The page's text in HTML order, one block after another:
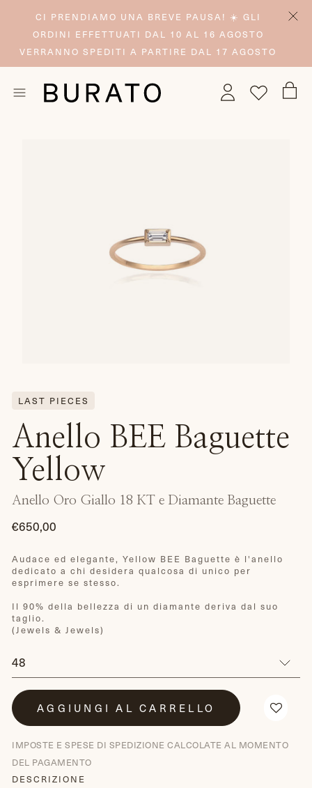
CI PRENDIAMO UNA BREVE PAUSA! ☀️ GLI
ORDINI EFFETTUATI DAL 10 AL 16 AGOSTO
VERRANNO SPEDITI A PARTIRE DAL 17 AGOSTO
LAST PIECES
Anello BEE Baguette
Yellow
Anello Oro Giallo 18 KT e Diamante Baguette
€650,00
di
listino
Audace ed elegante, Yellow BEE Baguette è l'anello
dedicato a chi desidera qualcosa di unico per
esprimere se stesso.
Il 90% della bellezza di un diamante deriva dal suo
taglio.
(Jewels & Jewels)
AGGIUNGI AL CARRELLO
IMPOSTE E SPESE DI SPEDIZIONE CALCOLATE AL MOMENTO
DEL PAGAMENTO
DESCRIZIONE